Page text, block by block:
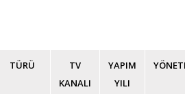
TÜRÜ
TV
KANALI
YAPIM
YILI